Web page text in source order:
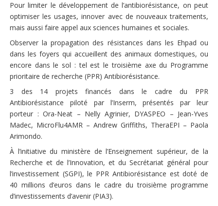
Pour limiter le développement de l’antibiorésistance, on peut
optimiser les usages, innover avec de nouveaux traitements,
mais aussi faire appel aux sciences humaines et sociales.
Observer la propagation des résistances dans les Ehpad ou
dans les foyers qui accueillent des animaux domestiques, ou
encore dans le sol : tel est le troisième axe du Programme
prioritaire de recherche (PPR) Antibiorésistance.
3 des 14 projets financés dans le cadre du PPR
Antibiorésistance piloté par l’Inserm, présentés par leur
porteur : Ora-Neat – Nelly Agrinier, DYASPEO – Jean-Yves
Madec, MicroFlu4AMR – Andrew Griffiths, TheraEPI – Paola
Arimondo.
À l’initiative du ministère de l’Enseignement supérieur, de la
Recherche et de l’Innovation, et du Secrétariat général pour
l’investissement (SGPI), le PPR Antibiorésistance est doté de
40 millions d’euros dans le cadre du troisième programme
d’investissements d’avenir (PIA3).